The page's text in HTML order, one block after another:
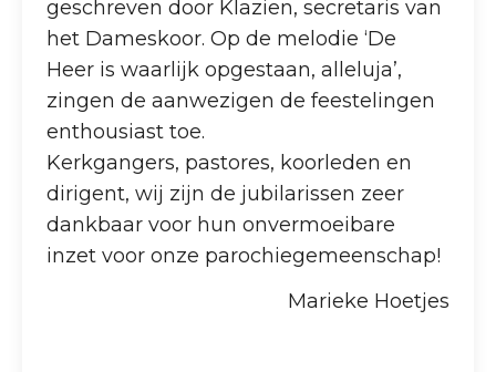
geschreven door Klazien, secretaris van
het Dameskoor. Op de melodie ‘De
Heer is waarlijk opgestaan, alleluja’,
zingen de aanwezigen de feestelingen
enthousiast toe.
Kerkgangers, pastores, koorleden en
dirigent, wij zijn de jubilarissen zeer
dankbaar voor hun onvermoeibare
inzet voor onze parochiegemeenschap!
Marieke Hoetjes